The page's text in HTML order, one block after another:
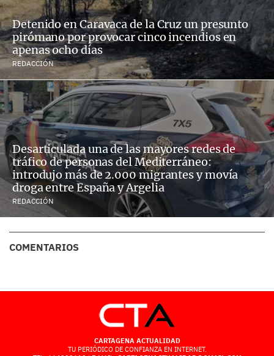
Detenido en Caravaca de la Cruz un presunto
pirómano por provocar cinco incendios en
apenas ocho días
REDACCIÓN
Desarticulada una de las mayores redes de
tráfico de personas del Mediterráneo:
introdujo más de 2.000 migrantes y movía
droga entre España y Argelia
REDACCIÓN
COMENTARIOS
CARTAGENA ACTUALIDAD
TU PERIÓDICO DE CONFIANZA EN INTERNET.